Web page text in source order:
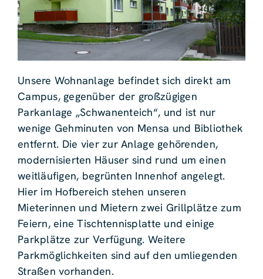
Unsere Wohnanlage befindet sich direkt am
Campus, gegenüber der großzügigen
Parkanlage „Schwanenteich“, und ist nur
wenige Gehminuten von Mensa und Bibliothek
entfernt. Die vier zur Anlage gehörenden,
modernisierten Häuser sind rund um einen
weitläufigen, begrünten Innenhof angelegt.
Hier im Hofbereich stehen unseren
Mieterinnen und Mietern zwei Grillplätze zum
Feiern, eine Tischtennisplatte und einige
Parkplätze zur Verfügung. Weitere
Parkmöglichkeiten sind auf den umliegenden
Straßen vorhanden.